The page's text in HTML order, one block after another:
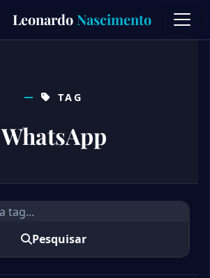
Leonardo Nascimento
TAG
WhatsApp
Pesquisar